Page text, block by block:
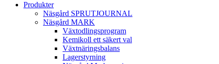
Produkter
Näsgård SPRUTJOURNAL
Näsgård MARK
Växtodlingsprogram
Kemikoll ett säkert val
Växtnäringsbalans
Lagerstyrning